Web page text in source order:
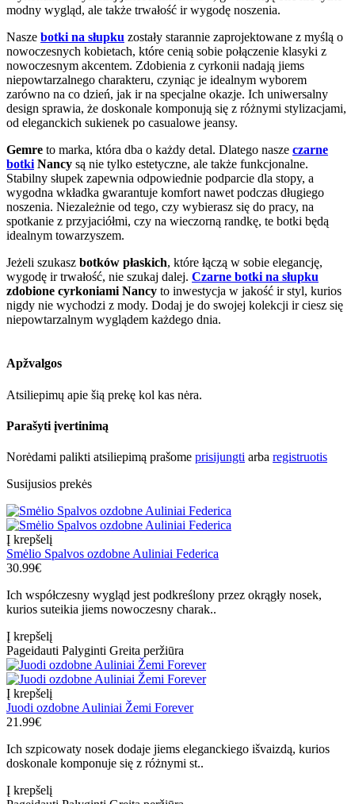
modny wygląd, ale także trwałość ir wygodę noszenia.
Nasze botki na słupku zostały starannie zaprojektowane z myślą o
nowoczesnych kobietach, które cenią sobie połączenie klasyki z
nowoczesnym akcentem. Zdobienia z cyrkonii nadają jiems
niepowtarzalnego charakteru, czyniąc je idealnym wyborem
zarówno na co dzień, jak ir na specjalne okazje. Ich uniwersalny
design sprawia, że doskonale komponują się z różnymi stylizacjami,
od eleganckich sukienek po casualowe jeansy.
Gemre to marka, która dba o każdy detal. Dlatego nasze czarne
botki Nancy są nie tylko estetyczne, ale także funkcjonalne.
Stabilny słupek zapewnia odpowiednie podparcie dla stopy, a
wygodna wkładka gwarantuje komfort nawet podczas długiego
noszenia. Niezależnie od tego, czy wybierasz się do pracy, na
spotkanie z przyjaciółmi, czy na wieczorną randkę, te botki będą
idealnym towarzyszem.
Jeżeli szukasz botków płaskich, które łączą w sobie elegancję,
wygodę ir trwałość, nie szukaj dalej. Czarne botki na słupku
zdobione cyrkoniami Nancy to inwestycja w jakość ir styl, kurios
nigdy nie wychodzi z mody. Dodaj je do swojej kolekcji ir ciesz się
niepowtarzalnym wyglądem każdego dnia.
Apžvalgos
Atsiliepimų apie šią prekę kol kas nėra.
Parašyti įvertinimą
Norėdami palikti atsiliepimą prašome prisijungti arba registruotis
Susijusios prekės
Į krepšelį
Smėlio Spalvos ozdobne Auliniai Federica
30.99€
Ich współczesny wygląd jest podkreślony przez okrągły nosek,
kurios suteikia jiems nowoczesny charak..
Į krepšelį
Pageidauti Palyginti Greita peržiūra
Į krepšelį
Juodi ozdobne Auliniai Žemi Forever
21.99€
Ich szpicowaty nosek dodaje jiems eleganckiego išvaizdą, kurios
doskonale komponuje się z różnymi st..
Į krepšelį